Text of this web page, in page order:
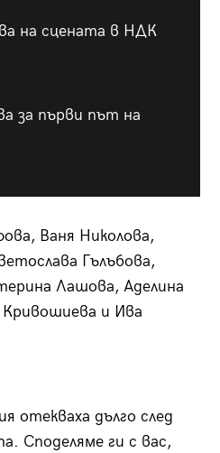
на сцената в НДК
за първи път на
Ваня Николова,
Гълъбова,
Лашова, Аделина
Кривошиева и Ива
отекваха дълго след
Споделяме ги с вас,